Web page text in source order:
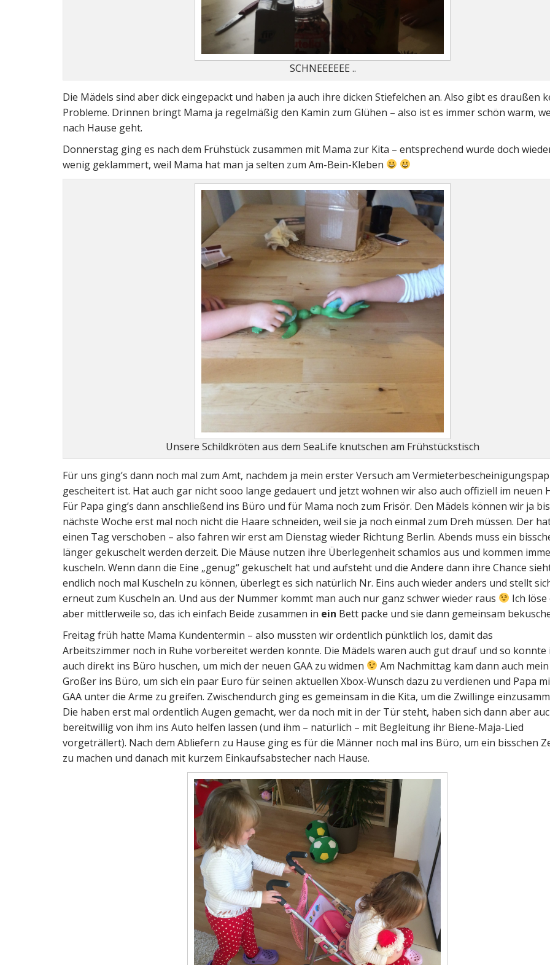
SCHNEEEEEE ..
Die Mädels sind aber dick eingepackt und haben ja auch ihre dicken Stiefelchen an. Also gibt es draußen
Probleme. Drinnen bringt Mama ja regelmäßig den Kamin zum Glühen – also ist es immer schön warm,
nach Hause geht.
Donnerstag ging es nach dem Frühstück zusammen mit Mama zur Kita – entsprechend wurde doch
wenig geklammert, weil Mama hat man ja selten zum Am-Bein-Kleben
Unsere Schildkröten aus dem SeaLife knutschen am Frühstückstisch
Für uns ging’s dann noch mal zum Amt, nachdem ja mein erster Versuch am
gescheitert ist. Hat auch gar nicht sooo lange gedauert und jetzt wohnen wir also auch offiziell im neuen
Für Papa ging’s dann anschließend ins Büro und für Mama noch zum Frisör. Den Mädels können wir ja bis
nächste Woche erst mal noch nicht die Haare schneiden, weil sie ja noch einmal zum Dreh müssen. Der
einen Tag verschoben – also fahren wir erst am Dienstag wieder Richtung Berlin. Abends muss ein
länger gekuschelt werden derzeit. Die Mäuse nutzen ihre Überlegenheit schamlos aus und kommen
kuscheln. Wenn dann die Eine „genug“ gekuschelt hat und aufsteht und die Andere dann ihre Chance
endlich noch mal Kuscheln zu können, überlegt es sich natürlich Nr. Eins auch wieder anders und stellt
erneut zum Kuscheln an. Und aus der Nummer kommt man auch nur ganz schwer wieder raus
Ich löse
aber mittlerweile so, das ich einfach Beide zusammen in ein Bett packe und sie dann gemeinsam
Freitag früh hatte Mama Kundentermin – also mussten wir ordentlich pünktlich los, damit das
Arbeitszimmer noch in Ruhe vorbereitet werden konnte. Die Mädels waren auch gut drauf und so konnte
auch direkt ins Büro huschen, um mich der neuen GAA zu widmen
Am Nachmittag kam dann auch mein
Großer ins Büro, um sich ein paar Euro für seinen aktuellen Xbox-Wunsch dazu zu verdienen und Papa
GAA unter die Arme zu greifen. Zwischendurch ging es gemeinsam in die Kita, um die Zwillinge
Die haben erst mal ordentlich Augen gemacht, wer da noch mit in der Tür steht, haben sich dann aber
bereitwillig von ihm ins Auto helfen lassen (und ihm – natürlich – mit Begleitung ihr Biene-Maja-Lied
vorgeträllert). Nach dem Abliefern zu Hause ging es für die Männer noch mal ins Büro, um ein bisschen
zu machen und danach mit kurzem Einkaufsabstecher nach Hause.